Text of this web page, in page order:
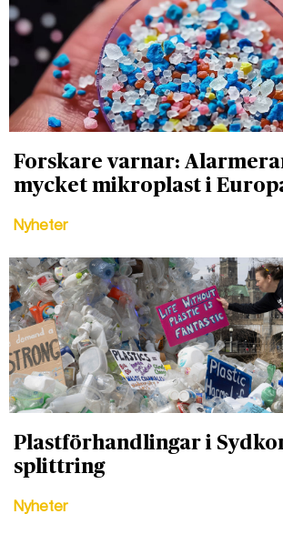
Forskare varnar:
mycket mikroplast i
Nyheter
Plastförhandlingar i
splittring
Nyheter